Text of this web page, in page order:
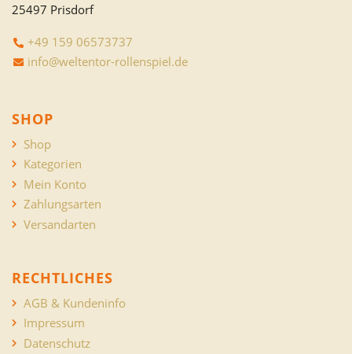
25497 Prisdorf
+49 159 06573737
info@weltentor-rollenspiel.de
SHOP
Shop
Kategorien
Mein Konto
Zahlungsarten
Versandarten
RECHTLICHES
AGB & Kundeninfo
Impressum
Datenschutz